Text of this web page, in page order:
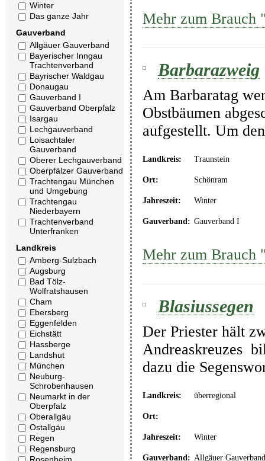
Winter
Das ganze Jahr
Gauverband
Allgäuer Gauverband
Bayerischer Inngau
Trachtenverband
Bayrischer Waldgau
Donaugau
Gauverband I
Gauverband Oberpfalz
Isargau
Lechgauverband
Loisachtaler
Gauverband
Oberer Lechgauverband
Oberpfälzer Gauverband
Trachtengau München
und Umgebung
Trachtengau
Niederbayern
Trachtenverband
Unterfranken
Landkreis
Amberg-Sulzbach
Augsburg
Bad Tölz-
Wolfratshausen
Cham
Ebersberg
Eggenfelden
Eichstätt
Hassberge
Landshut
München
Neuburg-
Schrobenhausen
Neumarkt in der
Oberpfalz
Oberallgäu
Ostallgäu
Regen
Regensburg
Mehr zum Brauch
Barbarazweig
Am Barbaratag
Obstbäumen
aufgestellt. Um
Landkreis: Traunstein
Ort: Schönram
Jahreszeit: Winter
Gauverband: Gauverband I
Mehr zum Brauch
Blasiussegen
Der Priester hält
Andreaskreuzes
dazu die
Landkreis: überregional
Ort:
Jahreszeit: Winter
Gauverband: Allgäuer Gauverband